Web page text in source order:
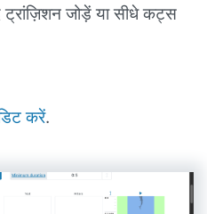
जोड़ें या सीधे कट्स
करें.